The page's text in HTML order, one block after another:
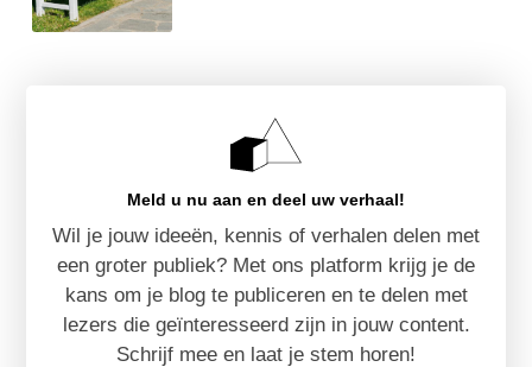
Meld u nu aan en deel uw verhaal!
Wil je jouw ideeën, kennis of verhalen delen met
een groter publiek? Met ons platform krijg je de
kans om je blog te publiceren en te delen met
lezers die geïnteresseerd zijn in jouw content.
Schrijf mee en laat je stem horen!